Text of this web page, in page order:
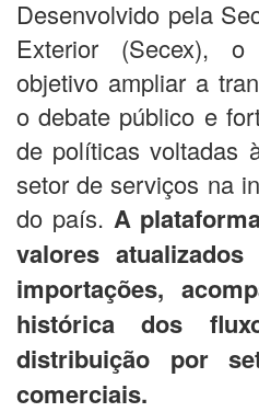
Desenvolvido pela
Exterior (Secex),
objetivo ampliar a
o debate público e
de políticas voltadas
setor de serviços na
do país. A
valores
importações,
histórica dos
distribuição por
comerciais.